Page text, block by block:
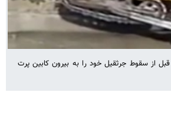
قبل از سقوط جرثقیل خود را به بیرون کابین پرت